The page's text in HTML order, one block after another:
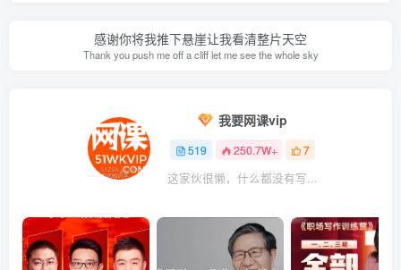
感谢你将我推下悬崖让我看清整片天空
Thank you push me off a cliff let me see the whole sky
我要网课vip
519 250.7W+ 7
这家伙很懒，什么都没有写...